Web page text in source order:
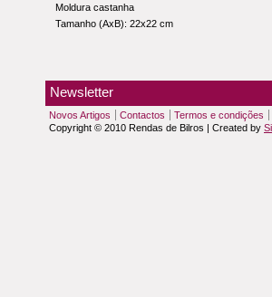
Moldura castanha
Tamanho (AxB): 22x22 cm
Newsletter
Novos Artigos Contactos Termos e condições
Copyright © 2010 Rendas de Bilros | Created by